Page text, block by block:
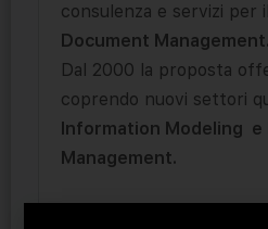
consulenza e servizi per il
Document Management.
Dal 2000 la proposta
coprendo nuovi settori
Information Modeling e
Management.